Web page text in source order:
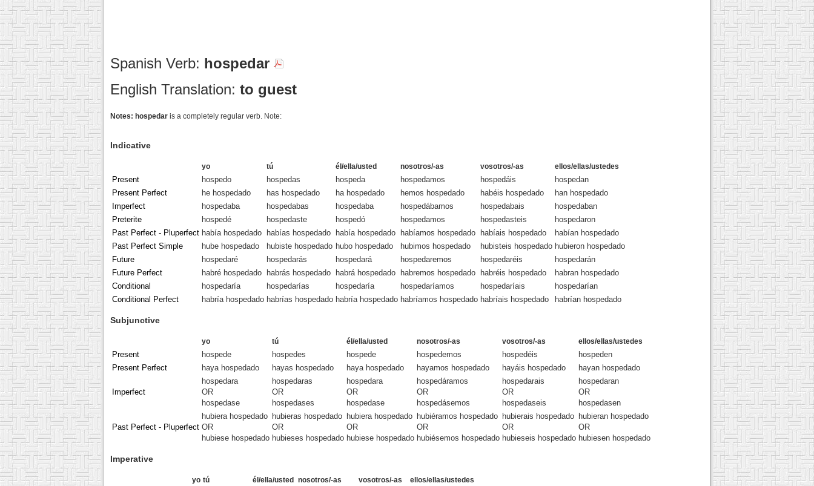
Spanish Verb: hospedar
English Translation: to guest
Notes: hospedar is a completely regular verb. Note:
Indicative
yo tú él/ella/usted nosotros/-as vosotros/-as ellos/ellas/ustedes
Present hospedo hospedas hospeda hospedamos hospedáis
hospedan
Present Perfect
he hospedado has hospedado ha hospedado hemos hospedado habéis hospedado
han hospedado
Imperfect
hospedaba hospedabas hospedaba hospedábamos hospedabais
hospedaban
Preterite
hospedé hospedaste hospedó hospedamos hospedasteis
hospedaron
Past Perfect - Pluperfect había hospedado habías hospedado había hospedado habíamos hospedado habíais hospedado
habían hospedado
Past Perfect Simple
hube hospedado hubiste hospedado hubo hospedado hubimos hospedado hubisteis hospedado hubieron hospedado
Future
hospedaré hospedarás hospedará hospedaremos hospedaréis
hospedarán
Future Perfect
habré hospedado habrás hospedado habrá hospedado habremos hospedado habréis hospedado
habran hospedado
Conditional
hospedaría hospedarías hospedaría hospedaríamos hospedaríais
hospedarían
Conditional Perfect
habría hospedado habrías hospedado habría hospedado habríamos hospedado habríais hospedado habrían hospedado
Subjunctive
yo tú él/ella/usted nosotros/-as vosotros/-as ellos/ellas/ustedes
Present hospede hospedes hospede hospedemos hospedéis
hospeden
Present Perfect
haya hospedado hayas hospedado haya hospedado hayamos hospedado hayáis hospedado hayan hospedado
Imperfect
hospedara
OR
hospedase
hospedaras
OR
hospedases
hospedara
OR
hospedase
hospedáramos
OR
hospedásemos
hospedarais
OR
hospedaseis
hospedaran
OR
hospedasen
Past Perfect - Pluperfect
hubiera hospedado
OR
hubiese hospedado
hubieras hospedado
OR
hubieses hospedado
hubiera hospedado
OR
hubiese hospedado
hubiéramos hospedado
OR
hubiésemos hospedado
hubierais hospedado
OR
hubieseis hospedado
hubieran hospedado
OR
hubiesen hospedado
Imperative
yo tú él/ella/usted nosotros/-as vosotros/-as ellos/ellas/ustedes